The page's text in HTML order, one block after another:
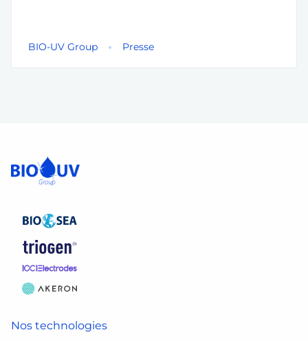
BIO-UV Group Presse
Nos technologies